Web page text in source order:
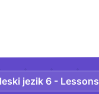
jezik 6 - Lessons